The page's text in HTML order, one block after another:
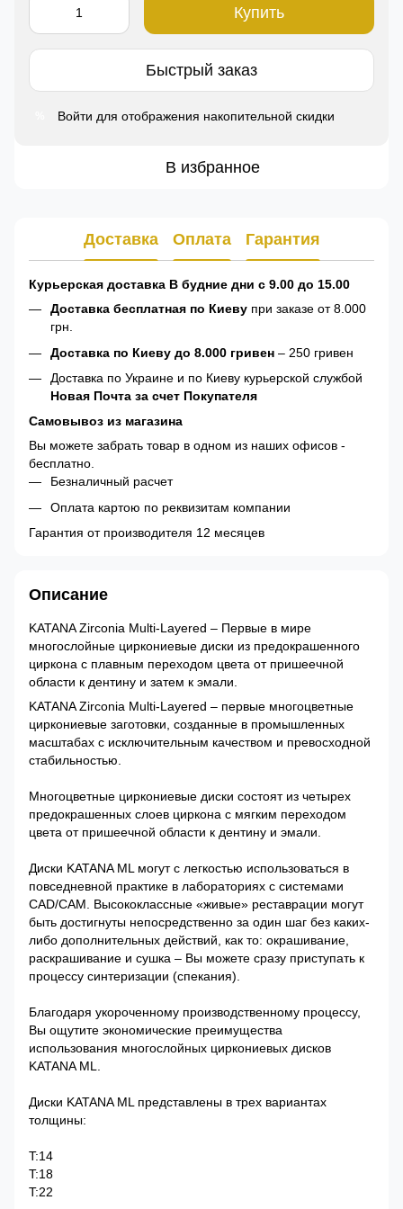
Купить
Быстрый заказ
Войти для отображения накопительной скидки
В избранное
Доставка Оплата Гарантия
Курьерская доставка В будние дни с 9.00 до 15.00
Доставка бесплатная по Киеву при заказе от 8.000
грн.
Доставка по Киеву до 8.000 гривен – 250 гривен
Доставка по Украине и по Киеву курьерской службой
Новая Почта за счет Покупателя
Самовывоз из магазина
Вы можете забрать товар в одном из наших офисов -
бесплатно.
Безналичный расчет
Оплата картою по реквизитам компании
Гарантия от производителя 12 месяцев
Описание
KATANA Zirconia Multi-Layered – Первые в мире
многослойные циркониевые диски из предокрашенного
циркона с плавным переходом цвета от пришеечной
области к дентину и затем к эмали.
KATANA Zirconia Multi-Layered – первые многоцветные
циркониевые заготовки, созданные в промышленных
масштабах с исключительным качеством и превосходной
стабильностью.
Многоцветные циркониевые диски состоят из четырех
предокрашенных слоев циркона с мягким переходом
цвета от пришеечной области к дентину и эмали.
Диски KATANA ML могут с легкостью использоваться в
повседневной практике в лабораториях с системами
CAD/CAM. Высококлассные «живые» реставрации могут
быть достигнуты непосредственно за один шаг без каких-
либо дополнительных действий, как то: окрашивание,
раскрашивание и сушка – Вы можете сразу приступать к
процессу синтеризации (спекания).
Благодаря укороченному производственному процессу,
Вы ощутите экономические преимущества
использования многослойных циркониевых дисков
KATANA ML.
Диски KATANA ML представлены в трех вариантах
толщины:
T:14
T:18
T:22